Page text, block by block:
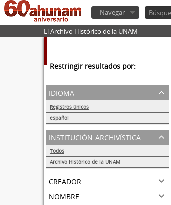
Navegar
El Archivo Histórico de la UNAM
Restringir resultados por:
idioma
Registros únicos
español
5
institución archivística
Todos
Archivo Histórico de la UNAM
creador
nombre